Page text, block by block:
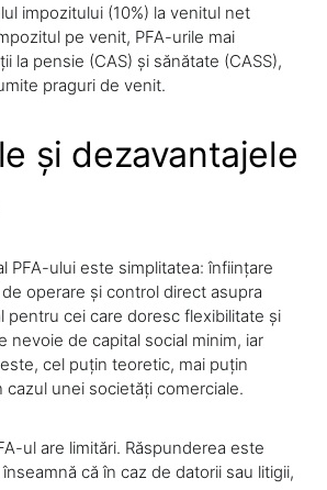
impozitului (10%) la venitul net
pe venit, PFA-urile mai
la pensie (CAS) și sănătate (CASS),
praguri de venit.
și dezavantajele
PFA-ului este simplitatea: înființare
operare și control direct asupra
pentru cei care doresc flexibilitate și
nevoie de capital social minim, iar
cel puțin teoretic, mai puțin
cazul unei societăți comerciale.
ul are limitări. Răspunderea este
că în caz de datorii sau litigii,